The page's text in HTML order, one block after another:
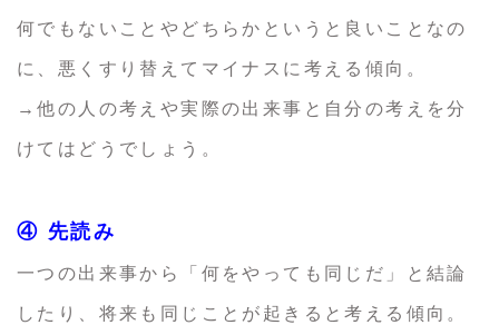
何でもないことやどちらかというと良いことなの
に、悪くすり替えてマイナスに考える傾向。
→他の人の考えや実際の出来事と自分の考えを分
けてはどうでしょう。
④ 先読み
一つの出来事から「何をやっても同じだ」と結論
したり、将来も同じことが起きると考える傾向。